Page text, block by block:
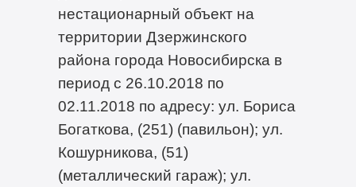
нестационарный объект на
территории Дзержинского
района города Новосибирска в
период с 26.10.2018 по
02.11.2018 по адресу: ул. Бориса
Богаткова, (251) (павильон); ул.
Кошурникова, (51)
(металлический гараж); ул.